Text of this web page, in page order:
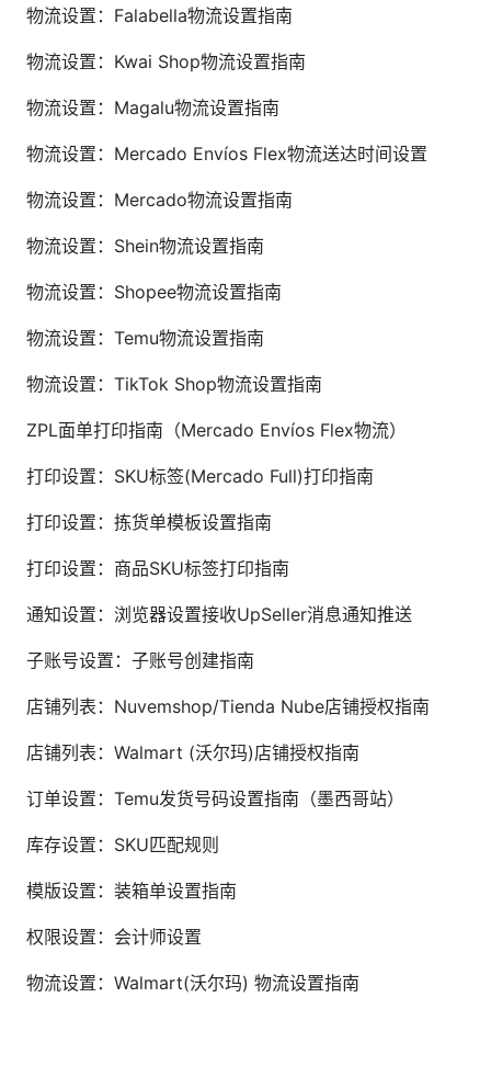
物流设置：Falabella物流设置指南
物流设置：Kwai Shop物流设置指南
物流设置：Magalu物流设置指南
物流设置：Mercado Envíos Flex物流送达时间设置
物流设置：Mercado物流设置指南
物流设置：Shein物流设置指南
物流设置：Shopee物流设置指南
物流设置：Temu物流设置指南
物流设置：TikTok Shop物流设置指南
ZPL面单打印指南（Mercado Envíos Flex物流）
打印设置：SKU标签(Mercado Full)打印指南
打印设置：拣货单模板设置指南
打印设置：商品SKU标签打印指南
通知设置：浏览器设置接收UpSeller消息通知推送
子账号设置：子账号创建指南
店铺列表：Nuvemshop/Tienda Nube店铺授权指南
店铺列表：Walmart (沃尔玛)店铺授权指南
订单设置：Temu发货号码设置指南（墨西哥站）
库存设置：SKU匹配规则
模版设置：装箱单设置指南
权限设置：会计师设置
物流设置：Walmart(沃尔玛) 物流设置指南